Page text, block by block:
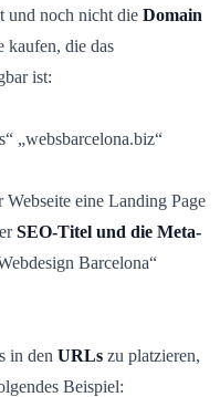
und noch nicht die Domain
kaufen, die das
ist:
„websbarcelona.biz“
Webseite eine Landing Page
SEO-Titel und die Meta-
Barcelona“
in den URLs zu platzieren,
Beispiel: